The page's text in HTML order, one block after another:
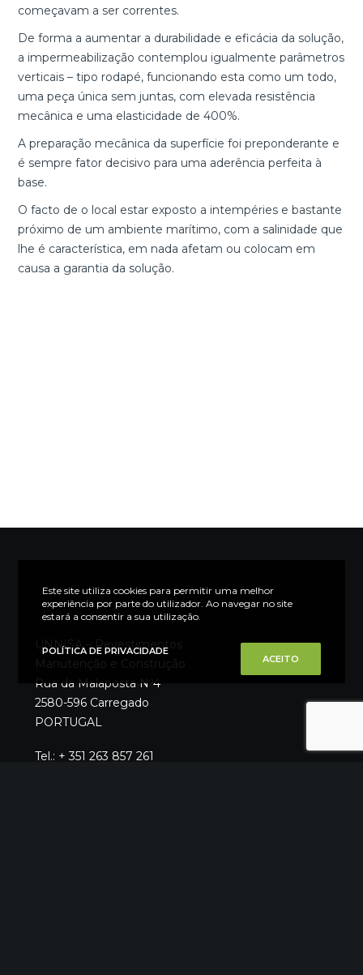
começavam a ser correntes.
De forma a aumentar a durabilidade e eficácia da solução,
a impermeabilização contemplou igualmente parâmetros
verticais – tipo rodapé, funcionando esta como um todo,
uma peça única sem juntas, com elevada resistência
mecânica e uma elasticidade de 400%.
A preparação mecânica da superfície foi preponderante e
é sempre fator decisivo para uma aderência perfeita à
base.
O facto de o local estar exposto a intempéries e bastante
próximo de um ambiente marítimo, com a salinidade que
lhe é característica, em nada afetam ou colocam em
causa a garantia da solução.
UNNISA – Revestimentos
Manutenção e Construção
Rua da Malaposta Nº4
2580-596 Carregado
PORTUGAL
Tel.: + 351 263 857 261
Este site utiliza cookies para permitir uma melhor
experiência por parte do utilizador. Ao navegar no site
estará a consentir a sua utilização.
POLÍTICA DE PRIVACIDADE
ACEITO